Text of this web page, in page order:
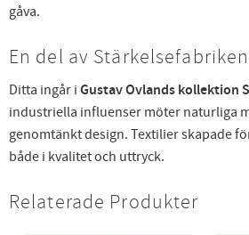
gåva.
En del av Stärkelsefabriken
Ditta ingår i Gustav Ovlands kollektion
industriella influenser möter naturliga
genomtänkt design. Textilier skapade
både i kvalitet och uttryck.
Relaterade Produkter